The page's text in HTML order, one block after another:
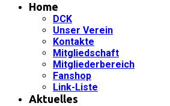
Home
DCK
Unser Verein
Kontakte
Mitgliedschaft
Mitgliederbereich
Fanshop
Link-Liste
Aktuelles